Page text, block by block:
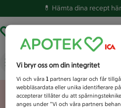
💊 Hämta dina recept
Vad letar du efter
Unknown
Vi bryr oss om din integritet
Vi och våra1 partners lagrar och får
webbläsardata eller unika identifierare
accepterar tillåter du att
anges under ”Vi och våra partners